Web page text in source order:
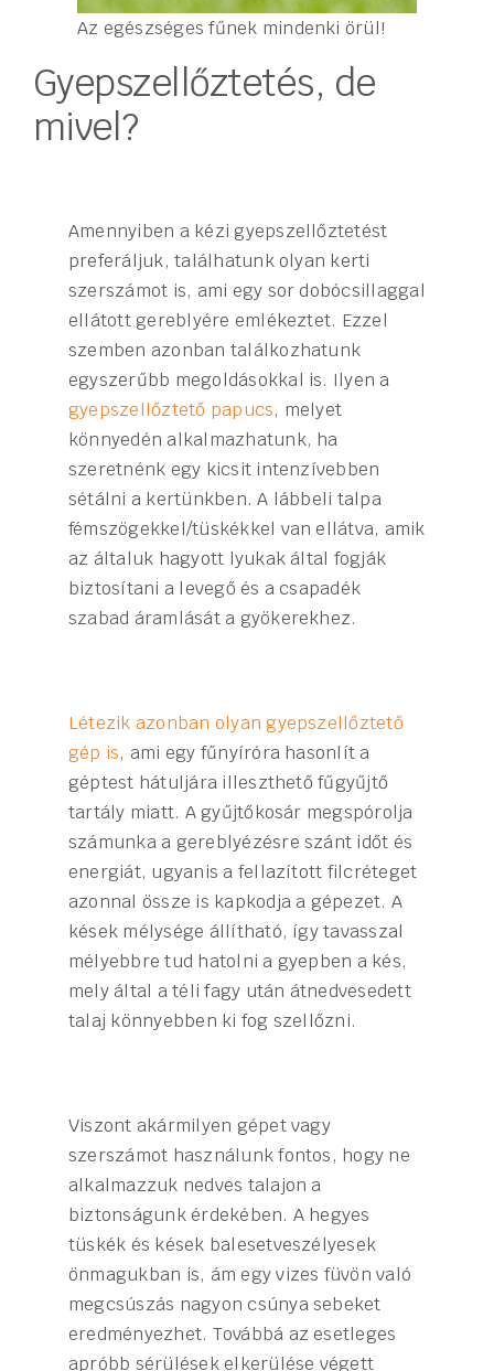
Az egészséges fűnek mindenki örül!
Gyepszellőztetés, de
mivel?
Amennyiben a kézi gyepszellőztetést
preferáljuk, találhatunk olyan kerti
szerszámot is, ami egy sor dobócsillaggal
ellátott gereblyére emlékeztet. Ezzel
szemben azonban találkozhatunk
egyszerűbb megoldásokkal is. Ilyen a
gyepszellőztető papucs, melyet
könnyedén alkalmazhatunk, ha
szeretnénk egy kicsit intenzívebben
sétálni a kertünkben. A lábbeli talpa
fémszögekkel/tüskékkel van ellátva, amik
az általuk hagyott lyukak által fogják
biztosítani a levegő és a csapadék
szabad áramlását a gyökerekhez.
Létezik azonban olyan gyepszellőztető
gép is, ami egy fűnyíróra hasonlít a
géptest hátuljára illeszthető fűgyűjtő
tartály miatt. A gyűjtőkosár megspórolja
számunka a gereblyézésre szánt időt és
energiát, ugyanis a fellazított filcréteget
azonnal össze is kapkodja a gépezet. A
kések mélysége állítható, így tavasszal
mélyebbre tud hatolni a gyepben a kés,
mely által a téli fagy után átnedvesedett
talaj könnyebben ki fog szellőzni.
Viszont akármilyen gépet vagy
szerszámot használunk fontos, hogy ne
alkalmazzuk nedves talajon a
biztonságunk érdekében. A hegyes
tüskék és kések balesetveszélyesek
önmagukban is, ám egy vizes füvön való
megcsúszás nagyon csúnya sebeket
eredményezhet. Továbbá az esetleges
apróbb sérülések elkerülése végett